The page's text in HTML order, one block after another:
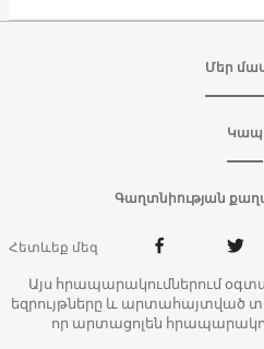
Մեր
Կապ
Գաղտնիության
Հետևեք մեզ
Այս հրապարակումներում
եզրույթները և արտահայտված
որ արտացոլեն